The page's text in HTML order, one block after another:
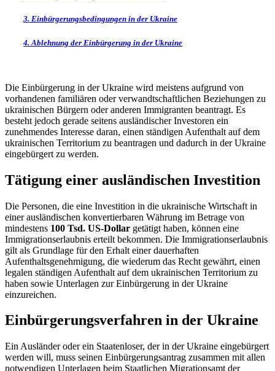
3. Einbürgerungsbedingungen in der Ukraine
4. Ablehnung der Einbürgerung in der Ukraine
Die Einbürgerung in der Ukraine wird meistens aufgrund von
vorhandenen familiären oder verwandtschaftlichen Beziehungen zu
ukrainischen Bürgern oder anderen Immigranten beantragt. Es
besteht jedoch gerade seitens ausländischer Investoren ein
zunehmendes Interesse daran, einen ständigen Aufenthalt auf dem
ukrainischen Territorium zu beantragen und dadurch in derUkraine
eingebürgert zu werden.
Tätigung einer ausländischen Investition
Die Personen, die eine Investition in die ukrainische Wirtschaft in
einer ausländischen konvertierbaren Währung im Betrage von
mindestens 100 Tsd. US-Dollar getätigt haben, können eine
Immigrationserlaubnis erteilt bekommen. Die Immigrationserlaubnis
gilt als Grundlage für den Erhalt einer dauerhaften
Aufenthaltsgenehmigung, die wiederum das Recht gewährt, einen
legalen ständigen Aufenthalt auf dem ukrainischen Territorium zu
haben sowie Unterlagen zur Einbürgerung in der Ukraine
einzureichen.
Einbürgerungsverfahren in der Ukraine
Ein Ausländer oder ein Staatenloser, der in der Ukraine eingebürgert
werden will, muss seinen Einbürgerungsantrag zusammen mit allen
notwendigen Unterlagen beim Staatlichen Migrationsamt der